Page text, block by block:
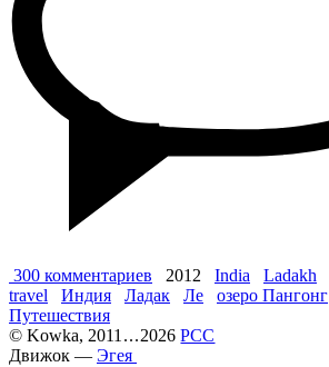
300 комментариев 2012 India Ladakh
travel
Индия Ладак Ле озеро Пангонг
Путешествия
© Kowka, 2011 ...2026РСС
Движок — Эгея